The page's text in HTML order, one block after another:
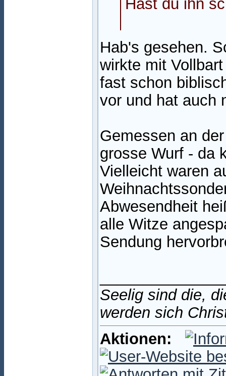
Hast du ihn
Hab's gesehen.
wirkte mit
fast schon
vor und hat auch
Gemessen an
grosse Wurf - da
Vielleicht waren
Abwesendheit
alle Witze
Sendung
Seelig sind die,
werden sich
Aktionen: